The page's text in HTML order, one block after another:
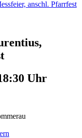
anschl. Pfarrfest
Uhr